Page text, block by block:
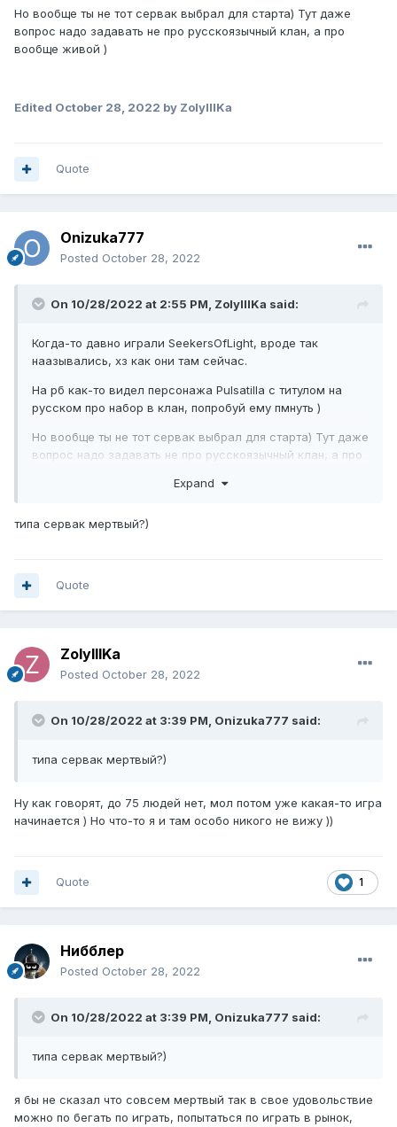
Но вообще ты не тот сервак выбрал для старта) Тут даже
вопрос надо задавать не про русскоязычный клан, а про
вообще живой )
Edited October 28, 2022 by ZolyIIIKa
Quote
Onizuka777
Posted October 28, 2022
On 10/28/2022 at 2:55 PM, ZolyIIIKa said:
Когда-то давно играли SeekersOfLight, вроде так
наазывались, хз как они там сейчас.
На рб как-то видел персонажа Pulsatilla с титулом на
русском про набор в клан, попробуй ему пмнуть )
Но вообще ты не тот сервак выбрал для старта) Тут даже
вопрос надо задавать не про русскоязычный клан, а про
Expand
типа сервак мертвый?)
Quote
ZolyIIIKa
Posted October 28, 2022
On 10/28/2022 at 3:39 PM, Onizuka777 said:
типа сервак мертвый?)
Ну как говорят, до 75 людей нет, мол потом уже какая-то игра
начинается ) Но что-то я и там особо никого не вижу ))
1
Quote
Нибблер
Posted October 28, 2022
On 10/28/2022 at 3:39 PM, Onizuka777 said:
типа сервак мертвый?)
я бы не сказал что совсем мертвый так в свое удовольствие
можно по бегать по играть, попытаться по играть в рынок,